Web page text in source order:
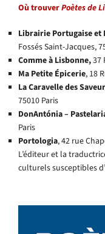
Où trouverPoètes de
Librairie Portugaise et
Fossés Saint-Jacques,
Comme à Lisbonne,37
Ma Petite Épicerie, 18
La Caravelle des
75010 Paris
DonAntónia –
Paris
Portologia, 42 rue
L’éditeur et la
culturels susceptibles